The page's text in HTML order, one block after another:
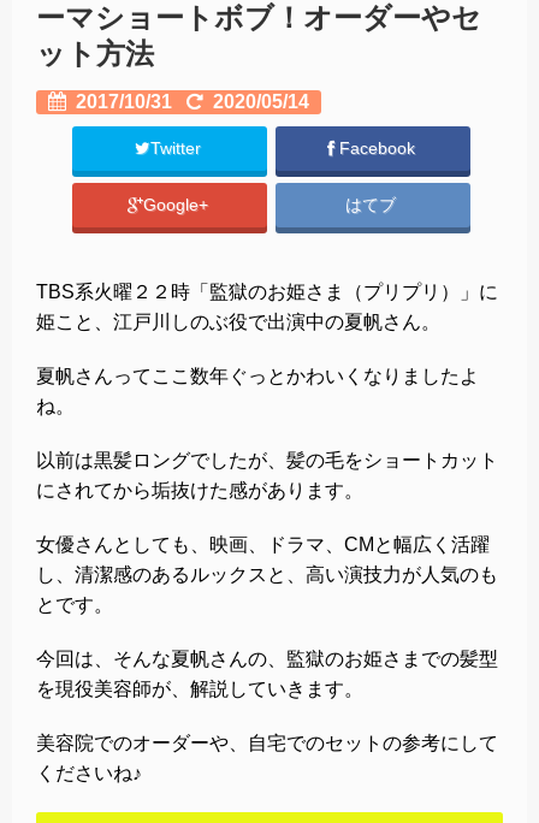
ーマショートボブ！オーダーやセ
ット方法
2017/10/31 2020/05/14
Twitter Facebook
Google+ はてブ
TBS系火曜２２時「監獄のお姫さま（プリプリ）」に
姫こと、江戸川しのぶ役で出演中の夏帆さん。
夏帆さんってここ数年ぐっとかわいくなりましたよ
ね。
以前は黒髪ロングでしたが、髪の毛をショートカット
にされてから垢抜けた感があります。
女優さんとしても、映画、ドラマ、CMと幅広く活躍
し、清潔感のあるルックスと、高い演技力が人気のも
とです。
今回は、そんな夏帆さんの、監獄のお姫さまでの髪型
を現役美容師が、解説していきます。
美容院でのオーダーや、自宅でのセットの参考にして
くださいね♪